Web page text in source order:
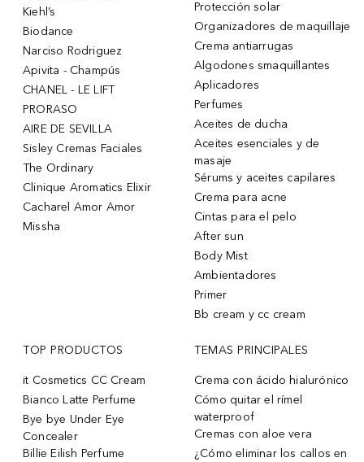
Kiehl’s
Biodance
Narciso Rodriguez
Apivita - Champús
CHANEL - LE LIFT
PRORASO
AIRE DE SEVILLA
Sisley Cremas Faciales
The Ordinary
Clinique Aromatics Elixir
Cacharel Amor Amor
Missha
Protección solar
Organizadores de maquillaje
Crema antiarrugas
Algodones smaquillantes
Aplicadores
Perfumes
Aceites de ducha
Aceites esenciales y de
masaje
Sérums y aceites capilares
Crema para acne
Cintas para el pelo
After sun
Body Mist
Ambientadores
Primer
Bb cream y cc cream
TOP PRODUCTOS
it Cosmetics CC Cream
Bianco Latte Perfume
Bye bye Under Eye
Concealer
Billie Eilish Perfume
TEMAS PRINCIPALES
Crema con ácido hialurónico
Cómo quitar el rímel
waterproof
Cremas con aloe vera
¿Cómo eliminar los callos en